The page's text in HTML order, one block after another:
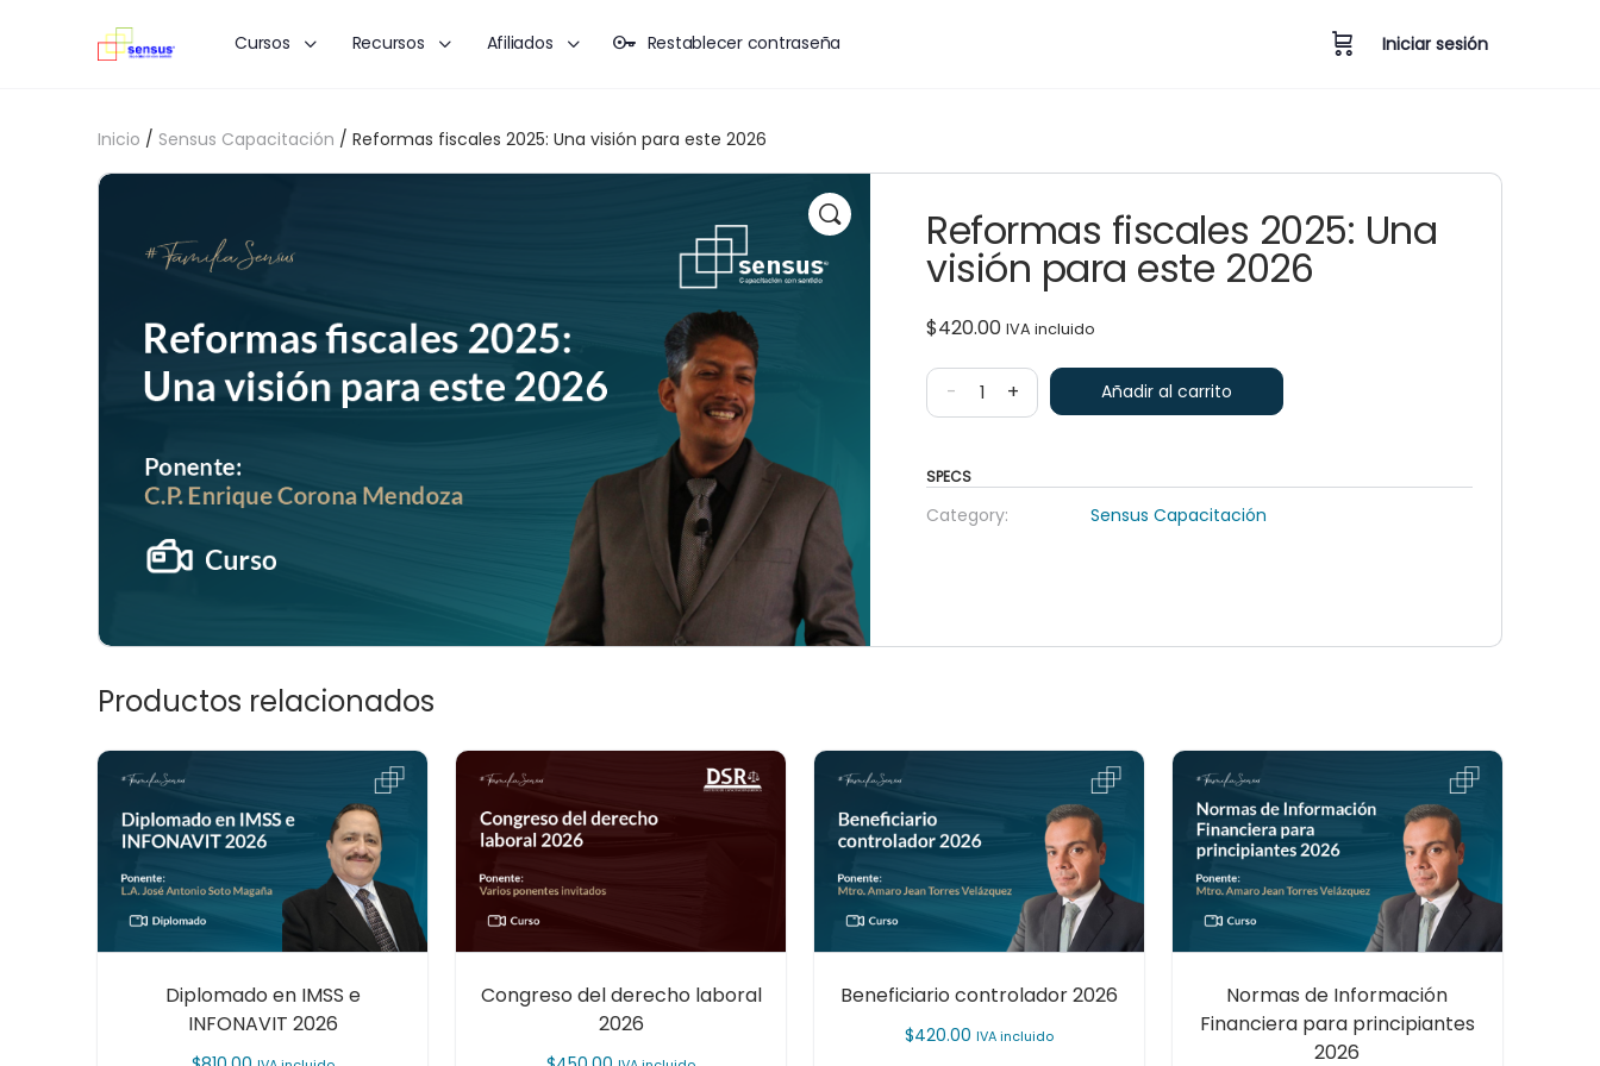
Cursos Recursos Afiliados Restablecer contraseña Iniciar sesión
Inicio / Sensus Capacitación / Reformas fiscales 2025: Una visión para este 2026
Reformas fiscales 2025: Una
visión para este 2026
$420.00 IVA incluido
- + Añadir al carrito
SPECS
Category: Sensus Capacitación
Productos relacionados
Diplomado en IMSS e
INFONAVIT 2026
Congreso del derecho laboral
2026
Beneficiario controlador 2026
$420.00 IVA incluido
Normas de Información
Financiera para principiantes
2026